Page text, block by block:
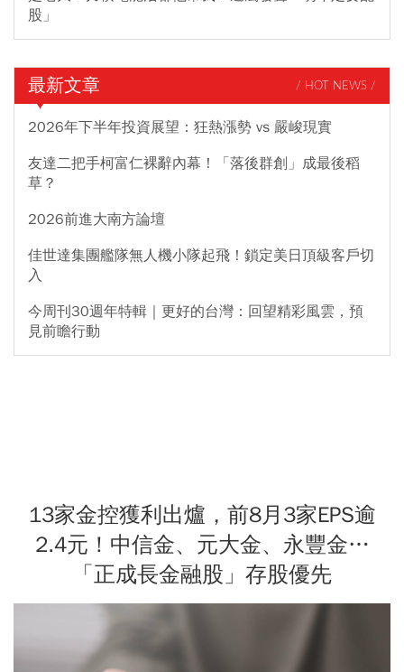
股」
最新文章 / HOT NEWS /
2026年下半年投資展望：狂熱漲勢 vs 嚴峻現實
友達二把手柯富仁裸辭內幕！「落後群創」成最後稻
草？
2026前進大南方論壇
佳世達集團艦隊無人機小隊起飛！鎖定美日頂級客戶切
入
今周刊30週年特輯｜更好的台灣：回望精彩風雲，預
見前瞻行動
13家金控獲利出爐，前8月3家EPS逾
2.4元！中信金、元大金、永豐金…
「正成長金融股」存股優先